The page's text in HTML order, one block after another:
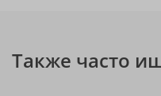
Также часто